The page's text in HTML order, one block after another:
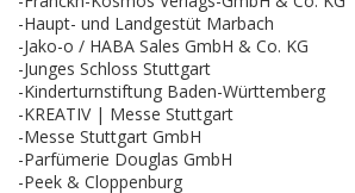
-Haupt- und Landgestüt Marbach
-Jako-o / HABA Sales GmbH & Co. KG
-Junges Schloss Stuttgart
-Kinderturnstiftung Baden-Württemberg
-KREATIV | Messe Stuttgart
-Messe Stuttgart GmbH
-Parfümerie Douglas GmbH
-Peek & Cloppenburg